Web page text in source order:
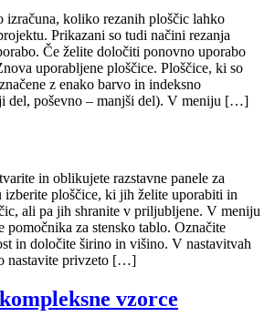
izračuna, koliko rezanih ploščic lahko
Prikazani so tudi načini rezanja
Če želite določiti ponovno uporabo
uporabljene ploščice. Ploščice, ki so
z enako barvo in indeksno
del, poševno – manjši del). V meniju […]
in oblikujete razstavne panele za
ploščice, ki jih želite uporabiti in
ali pa jih shranite v priljubljene. V meniju
pomočnika za stensko tablo. Označite
in določite širino in višino. V nastavitvah
nastavite privzeto […]
vzorce